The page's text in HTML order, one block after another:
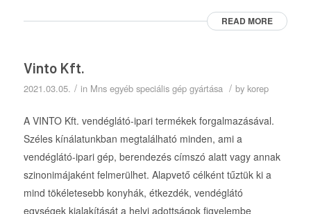
READ MORE
Vinto Kft.
2021.03.05. / in Mns egyéb speciális gép gyártása / by korep
A VINTO Kft. vendéglátó-ipari termékek forgalmazásával.
Széles kínálatunkban megtalálható minden, ami a
vendéglátó-ipari gép, berendezés címszó alatt vagy annak
szinonimájaként felmerülhet. Alapvető célként tűztük ki a
mind tökéletesebb konyhák, étkezdék, vendéglátó
egységek kialakítását a helyi adottságok figyelembe